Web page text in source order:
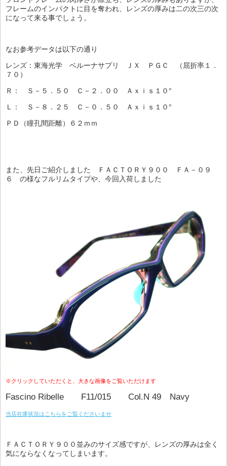
フレームのインパクトに目を奪われ、レンズの厚みは二の次三の次
になって来る事でしょう。
なお参考データは以下の通り
レンズ：東海光学 ベルーナサプリ ＪＸ ＰＧＣ （屈折率１．
７０）
Ｒ： Ｓ－５．５０ Ｃ－２．００ Ａｘｉｓ１０°
Ｌ： Ｓ－８．２５ Ｃ－０．５０ Ａｘｉｓ１０°
ＰＤ（瞳孔間距離）６２ｍｍ
また、先日ご紹介しました ＦＡＣＴＯＲＹ９００ ＦＡ－０９
６ の様なフルリムタイプや、今回入荷しました
※クリックしていただくと、大きな画像をご覧いただけます
Fascino Ribelle F11/015 Col.N 49 Navy
当店在庫状況はこちらをご覧くださいませ
ＦＡＣＴＯＲＹ９００並みのサイズ感ですが、レンズの厚みは全く
気にならなくなってしまいます。